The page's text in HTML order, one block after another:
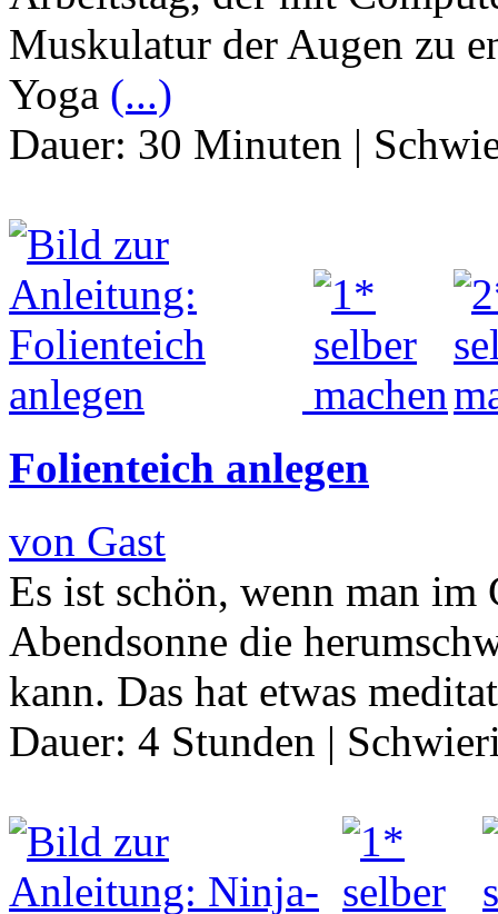
Muskulatur der Augen zu
Yoga (...)
Dauer: 30 Minuten |
Folienteich anlegen
von Gast
Es ist schön, wenn man im
Abendsonne die
kann. Das hat etwas
Dauer: 4 Stunden |